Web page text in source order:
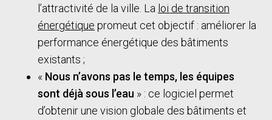
l’attractivité de la ville. La loi de transition
énergétique promeut cet objectif : améliorer la
performance énergétique des bâtiments
existants ;
« Nous n’avons pas le temps, les équipes
sont déjà sous l’eau » : ce logiciel permet
d’obtenir une vision globale des bâtiments et